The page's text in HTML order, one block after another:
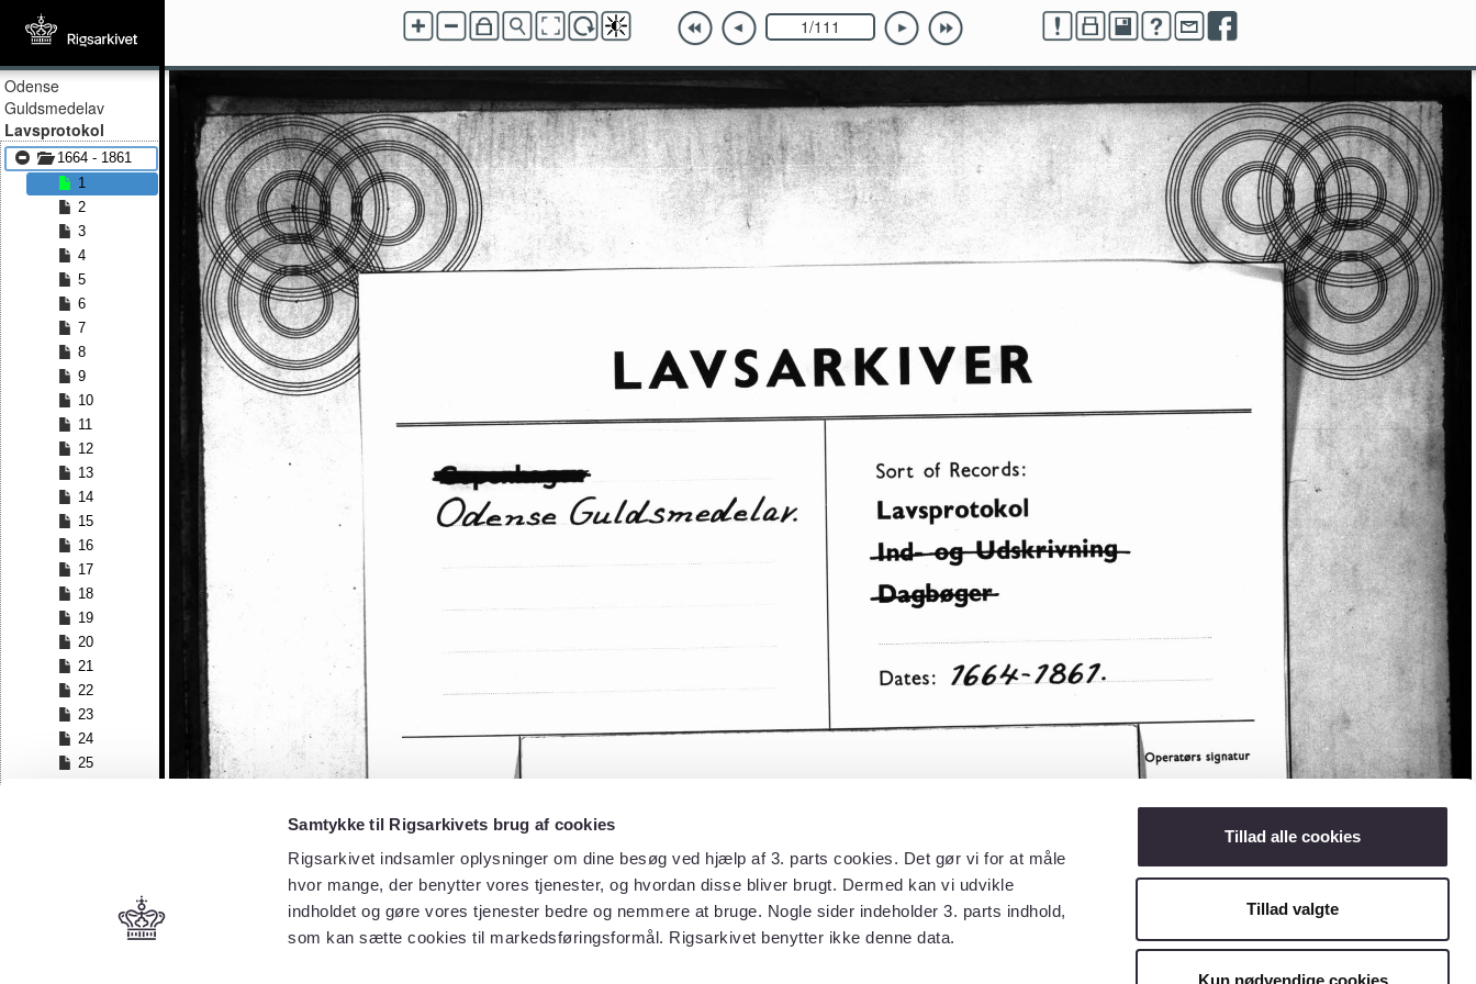
Samtykke til Rigsarkivets brug af cookies
Rigsarkivet indsamler oplysninger om dine besøg ved hjælp af 3. parts cookies. Det gør vi for at måle
hvor mange, der benytter vores tjenester, og hvordan disse bliver brugt. Dermed kan vi udvikle
indholdet og gøre vores tjenester bedre og nemmere at bruge. Nogle sider indeholder 3. parts indhold,
som kan sætte cookies til markedsføringsformål. Rigsarkivet benytter ikke denne data.
Tillad alle cookies
Tillad valgte
Kun nødvendige cookies
Odense
Guldsmedelav
Lavsprotokol
1664 - 1861
1
2
3
4
5
6
7
8
9
10
11
12
13
14
15
16
17
18
19
20
21
22
23
24
25